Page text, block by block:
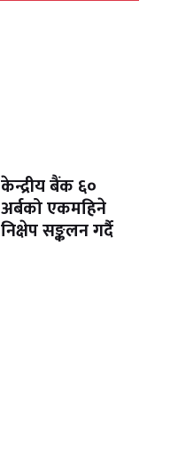
केन्द्रीय बैंक ६०
अर्बको एकमहिने
निक्षेप सङ्कलन गर्दै